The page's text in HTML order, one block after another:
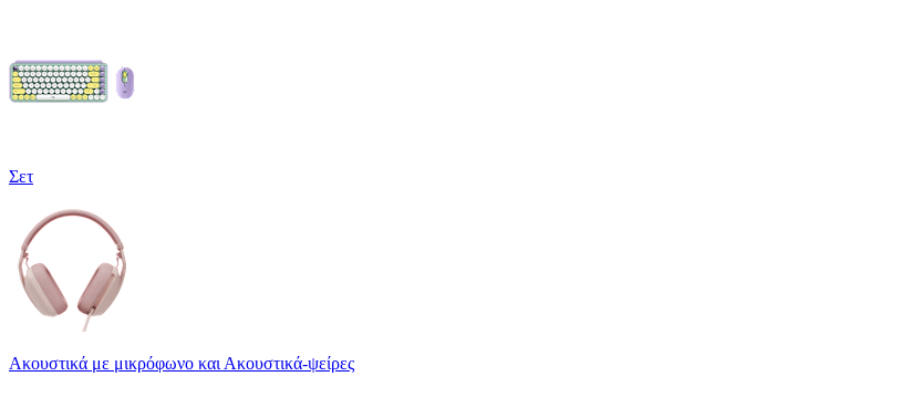
Σετ
Ακουστικά με μικρόφωνο και Ακουστικά-ψείρες